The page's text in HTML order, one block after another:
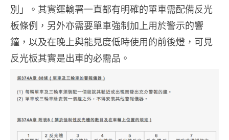
別」。其實運輸署一直都有明確的單車需配備反光
板條例，另外亦需要單車強制加上用於警示的響
鐘，以及在晚上與能見度低時使用的前後燈，可見
反光板其實是出車的必需品。